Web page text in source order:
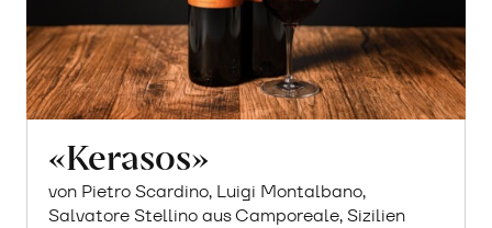
«Kerasos»
von Pietro Scardino, Luigi Montalbano,
Salvatore Stellino aus Camporeale, Sizilien